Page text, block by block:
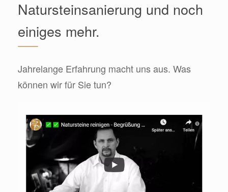
Natursteinsanierung und noch
einiges mehr.
Jahrelange Erfahrung macht uns aus. Was
können wir für Sie tun?